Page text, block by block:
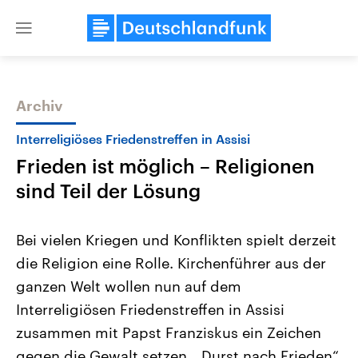
Close
Themen
Landtagswahl Sachsen-Anhalt
2026
Alle Informationen
Sachsen-Anhalt wählt am 6.
September 2026 einen neuen
Landtag. Seit 2021 wird das
Bundesland von einer Koalition aus
USA
Aktuelle Beiträge,
Hintergründe
Wirtschaftlich und
gehören die Vereinigten
den mächtigsten Ländern
mit großem Einfluss auf
Archiv
Interreligiöses Friedenstreffen in Assisi
Frieden ist möglich – Religionen
sind Teil der Lösung
Bei vielen Kriegen und Konflikten spielt derzeit
die Religion eine Rolle. Kirchenführer aus der
ganzen Welt wollen nun auf dem
Interreligiösen Friedenstreffen in Assisi
zusammen mit Papst Franziskus ein Zeichen